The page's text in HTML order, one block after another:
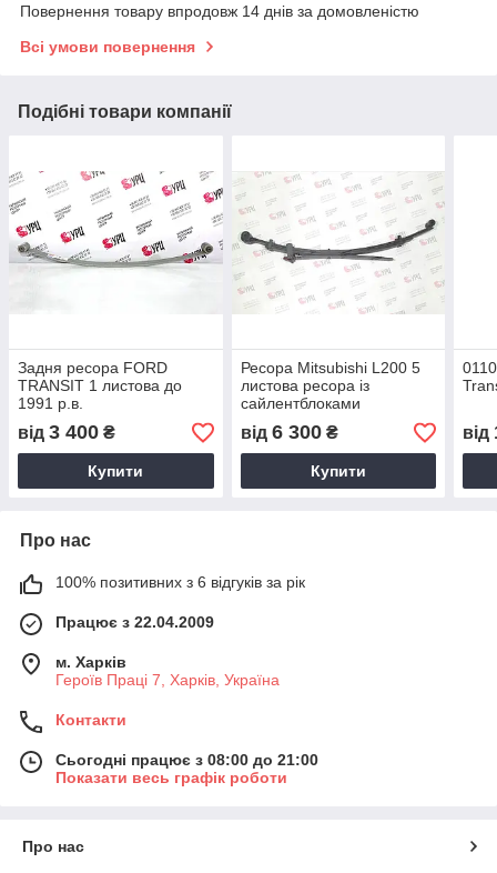
Повернення товару впродовж 14 днів за домовленістю
Всі умови повернення
Подібні товари компанії
Задня ресора FORD
TRANSIT 1 листова до
1991 р.в.
від 3 400 ₴
Купити
Ресора Mitsubishi L200 5
листова ресора із
сайлентблоками
Туреччина
від 6 300₴
Купити
від
Про нас
100% позитивних з 6 відгуків за рік
Працює з 22.04.2009
м. Харків
Героїв Праці 7, Харків, Україна
Контакти
Сьогодні працює з 08:00 до 21:00
Показати весь графік роботи
Про нас